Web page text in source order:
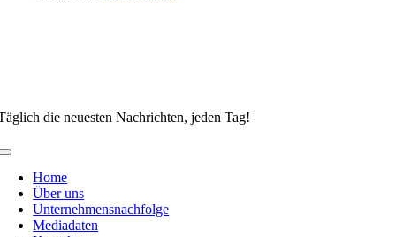
die neuesten Nachrichten, jeden Tag!
Toggle
NavigationHome
Über uns
Unternehmensnachfolge
Mediadaten